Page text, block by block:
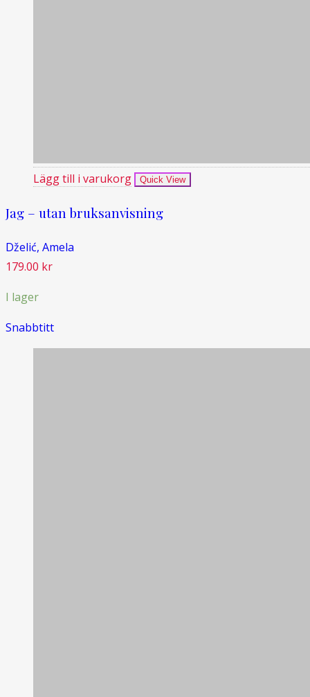
Lägg till i varukorg Quick View
Jag – utan bruksanvisning
Dželić, Amela
179.00 kr
I lager
Snabbtitt